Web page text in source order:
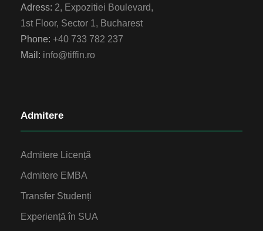
Adress: 2, Expozitiei Boulevard,
1st Floor, Sector 1, Bucharest
Phone: +40 733 782 237
Mail: info@tiffin.ro
Admitere
Admitere Licență
Admitere EMBA
Transfer Studenți
Experiență în SUA